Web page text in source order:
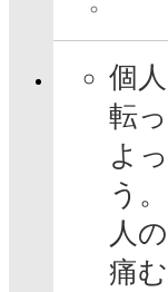
個
転
よ
う
人
痛